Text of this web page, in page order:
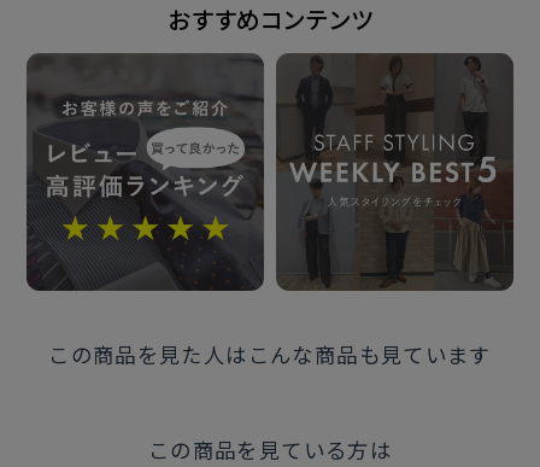
また、蒸気アイロンのご使用は お避けください。
発売日
2025年2月10日
この商品に対するお問い合わせ
おすすめコンテンツ
この商品を見た人はこんな商品も見ています
この商品を見ている方は